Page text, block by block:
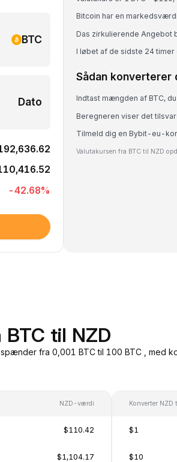
BTC
Dato
-42.68%
Bitcoin har en
Das zirkulierende Angebot
I løbet af de sidste 24
Sådan konverterer
Indtast mængden af BTC,
Beregneren viser det
Tilmeld dig en Bybit-eu-
Valutakursen fra BTC til NZD
til NZD
fra 0,001 BTC til 100 BTC , med
NZD-værdi
$110.42
$1,104.17
Konverter NZD
$1
$10